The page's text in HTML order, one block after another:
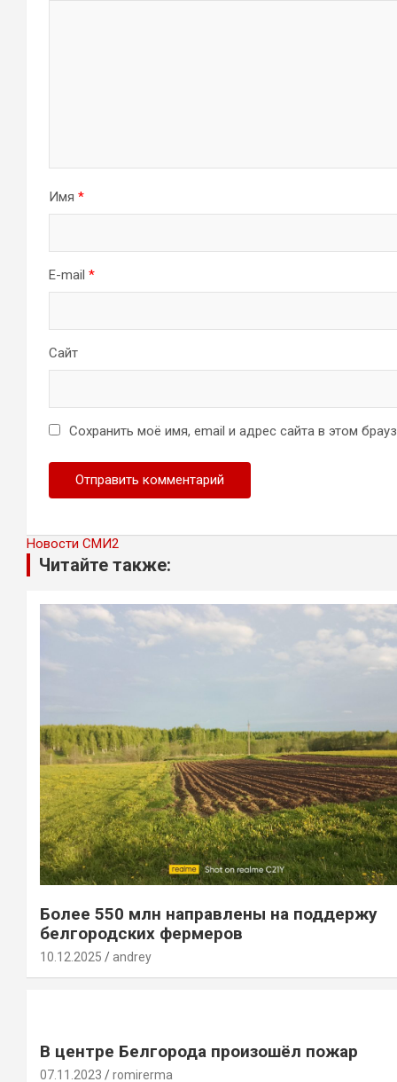
Имя *
E-mail *
Сайт
Сохранить моё имя, email и адрес сайта в этом
Новости СМИ2
Читайте также:
Более 550 млн направлены на поддержу
белгородских фермеров
10.12.2025 andrey
В центре Белгорода произошёл пожар
07.11.2023 romirerma